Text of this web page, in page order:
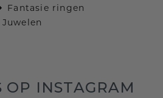
Fantasie ringen
Juwelen
OP INSTAGRAM